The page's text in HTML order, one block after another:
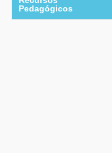
Pedagógicos